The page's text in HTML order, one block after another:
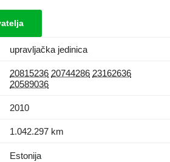
upravljačka jedinica
20815236 20744286 23162636
20589036
2010
1.042.297 km
Estonija